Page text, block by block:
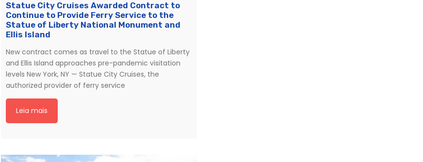
Statue City Cruises Awarded Contract to
Continue to Provide Ferry Service to the
Statue of Liberty National Monument and
Ellis Island
New contract comes as travel to the Statue of Liberty
and Ellis Island approaches pre-pandemic visitation
levels New York, NY — Statue City Cruises, the
authorized provider of ferry service
Leia mais